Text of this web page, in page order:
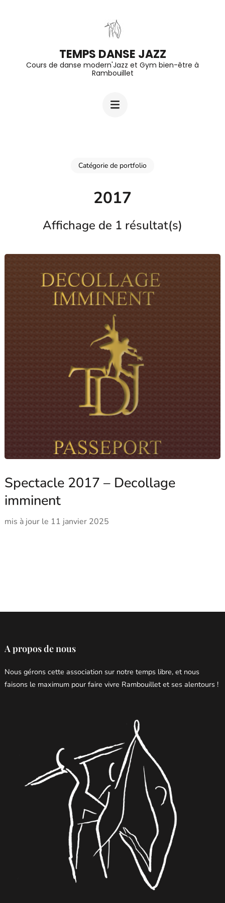
TEMPS DANSE JAZZ
Cours de danse modern'Jazz et Gym bien-être à
Rambouillet
Catégorie de portfolio
2017
Affichage de 1 résultat(s)
Spectacle 2017 – Decollage
imminent
mis à jour le 11 janvier 2025
A propos de nous
Nous gérons cette association sur notre temps libre, et nous
faisons le maximum pour faire vivre Rambouillet et ses alentours !